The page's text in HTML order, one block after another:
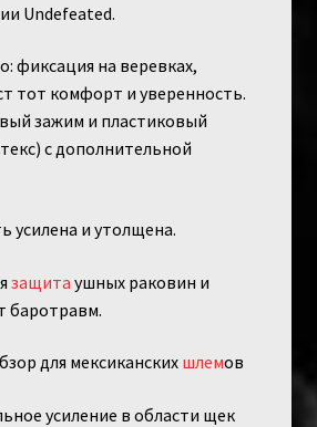
Undefeated.
фиксация на веревках,
тот комфорт и уверенность.
зажим и пластиковый
с дополнительной
усилена и утолщена.
защита ушных раковин и
баротравм.
для мексиканских шлемов
усиление в области щек